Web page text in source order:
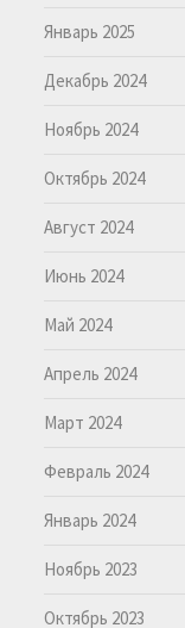
Январь 2025
Декабрь 2024
Ноябрь 2024
Октябрь 2024
Август 2024
Июнь 2024
Май 2024
Апрель 2024
Март 2024
Февраль 2024
Январь 2024
Ноябрь 2023
Октябрь 2023